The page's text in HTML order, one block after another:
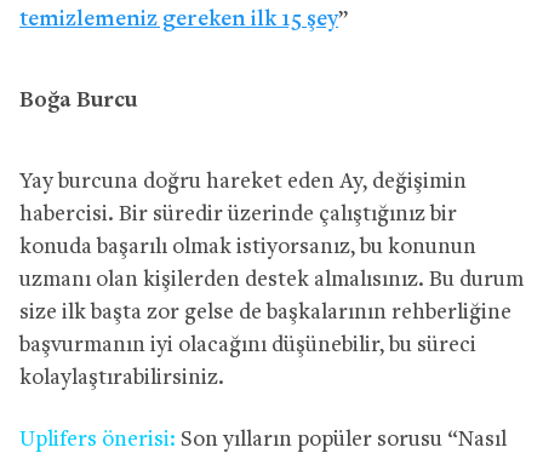
temizlemeniz gereken ilk 15 şey”
Boğa Burcu
Yay burcuna doğru hareket eden Ay, değişimin
habercisi. Bir süredir üzerinde çalıştığınız bir
konuda başarılı olmak istiyorsanız, bu konunun
uzmanı olan kişilerden destek almalısınız. Bu durum
size ilk başta zor gelse de başkalarının rehberliğine
başvurmanın iyi olacağını düşünebilir, bu süreci
kolaylaştırabilirsiniz.
Uplifers önerisi: Son yılların popüler sorusu “Nasıl